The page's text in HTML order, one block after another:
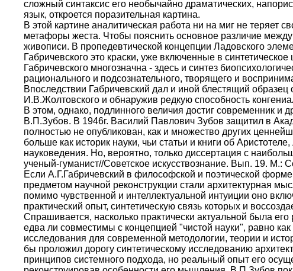
сложный синтаксис его необычайно драматических,
язык, откроется поразительная картина.
В этой картине аналитическая работа ни на миг не теряет
метафоры жеста. Чтобы пояснить основное различие между
живописи. В пропедевтической концепции Ладовского
Габричевского это краски, уже включенные в
Габричевского многозначна - здесь и синтез
рационального и подсознательного, творящего и
Впоследствии Габричевский дал и иной блестящий образец
И.В.Жолтовского и обнаружив редкую способность
В этом, однако, подлинного величия достиг современник и
В.П.Зубов. В 1946г. Василий Павлович Зубов защитил в
полностью не опубликован, как и множество других
больше как историк науки, чьи статьи и книги об
науковедения. Но, вероятно, только диссертация с
ученый-гуманист//Советское искусствознание. Вып. 19. М.:
Если А.Г.Габричевский в философской и поэтической
предметом научной реконструкции стали архитектурная
помимо чувственной и интеллектуальной интуиции оно
практический опыт, синтетическую связь которых и
Спрашивается, насколько практически актуальной была
едва ли совместимы с концепцией "чистой науки", равно
исследования для современной методологии, теории и
бы проложил дорогу синтетическому исследованию
принципов системного подхода, но реальный опыт его